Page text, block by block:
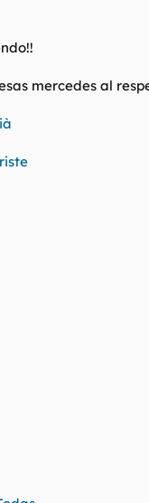
mercedes al